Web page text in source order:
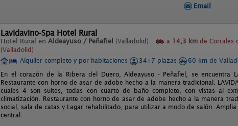
Email
Lavidavino-Spa Hotel Rural
Hotel Rural en Aldeayuso / Peñafiel (Valladolid) a 14,3 km de Corrales
(Valladolid)
Alquiler completo y por habitaciones 34+7 plazas
60 km de
En el corazón de la Ribera del Duero, Aldeayuso - Peñafiel, se encuentra
Restaurante con horno de asar de adobe hecho a la manera tradicional.
cuales 4 son suites, todas con cuarto de baño completo, con vistas al
climatización. Restaurante con horno de asar de adobe hecho a la manera
social, sala de catas y Lagar rehabilitado, para utilizar a modo de salón.
central.